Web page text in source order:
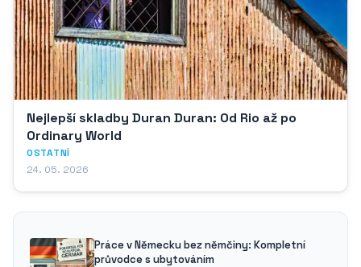
Nejlepší skladby Duran Duran: Od Rio až po
Ordinary World
OSTATNÍ
24. 05. 2026
Práce v Německu bez němčiny: Kompletní
průvodce s ubytováním